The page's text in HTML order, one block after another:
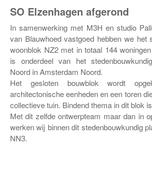
SO Elzenhagen afgerond
In samenwerking met M3H en studio
van Blauwhoed vastgoed hebben we het
woonblok NZ2 met in totaal 144
is onderdeel van het
Noord in Amsterdam Noord.
Het gesloten bouwblok wordt
architectonische eenheden en een toren
collectieve tuin. Bindend thema in dit blok is
Met dit zelfde ontwerpteam maar dan in
werken wij binnen dit stedenbouwkundig
NN3.